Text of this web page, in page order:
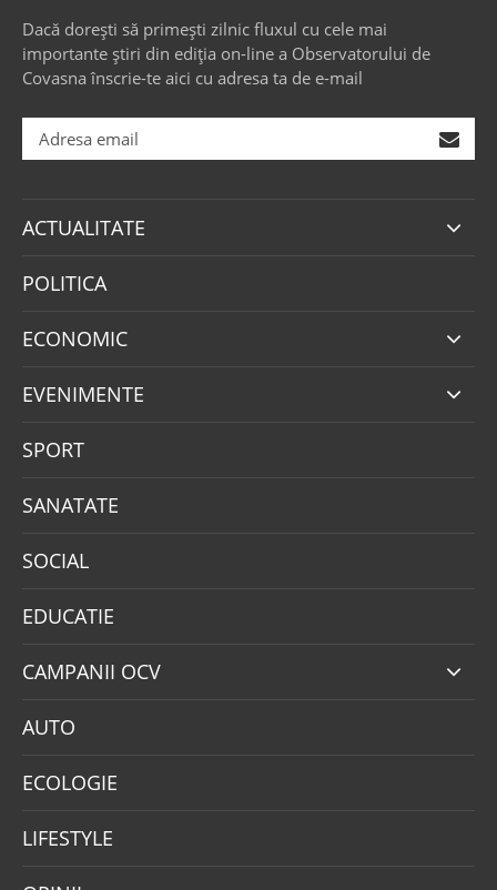
Dacă dorești să primești zilnic fluxul cu cele mai
importante știri din ediția on-line a Observatorului de
Covasna înscrie-te aici cu adresa ta de e-mail
ACTUALITATE
POLITICA
ECONOMIC
EVENIMENTE
SPORT
SANATATE
SOCIAL
EDUCATIE
CAMPANII OCV
AUTO
ECOLOGIE
LIFESTYLE